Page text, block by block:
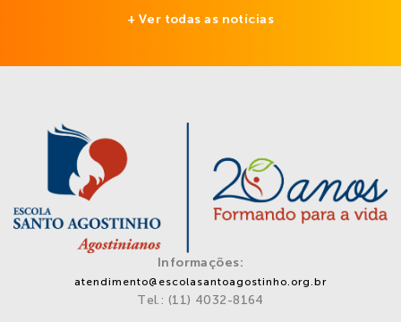
+ Ver todas as notícias
Informações:
atendimento@escolasantoagostinho.org.br
Tel.: (11) 4032-8164